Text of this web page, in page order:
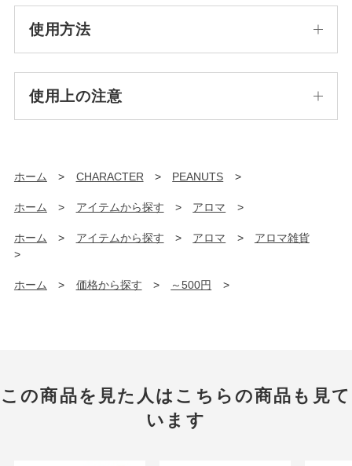
使用方法
使用上の注意
ホーム > CHARACTER > PEANUTS >
ホーム > アイテムから探す > アロマ >
ホーム > アイテムから探す > アロマ >
アロマ雑貨
>
ホーム > 価格から探す > ～500円 >
この商品を見た人はこちらの商品も見て
います